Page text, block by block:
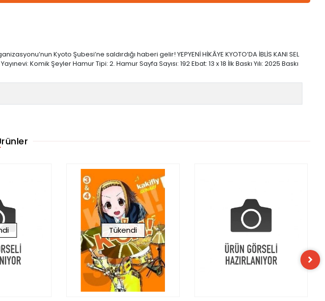
Kyoto Şubesi’ne saldırdığı haberi gelir! YEPYENİ HİKÂYE KYOTO’DA İBLİS KANI SEL
Komik Şeyler Hamur Tipi: 2. Hamur Sayfa Sayısı: 192 Ebat: 13 x 18 İlk Baskı Yılı: 2025 Baskı
Tükendi